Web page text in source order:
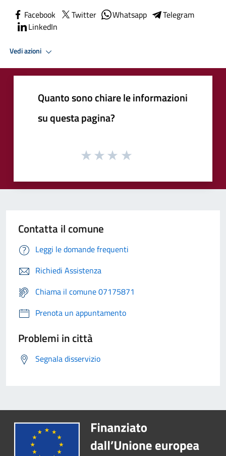
Facebook Twitter Whatsapp
Telegram
LinkedIn
Vedi azioni
Quanto sono chiare le informazioni
su questa pagina?
Contatta il comune
Leggi le domande frequenti
Richiedi Assistenza
Chiama il comune 07175871
Prenota un appuntamento
Problemi in città
Segnala disservizio